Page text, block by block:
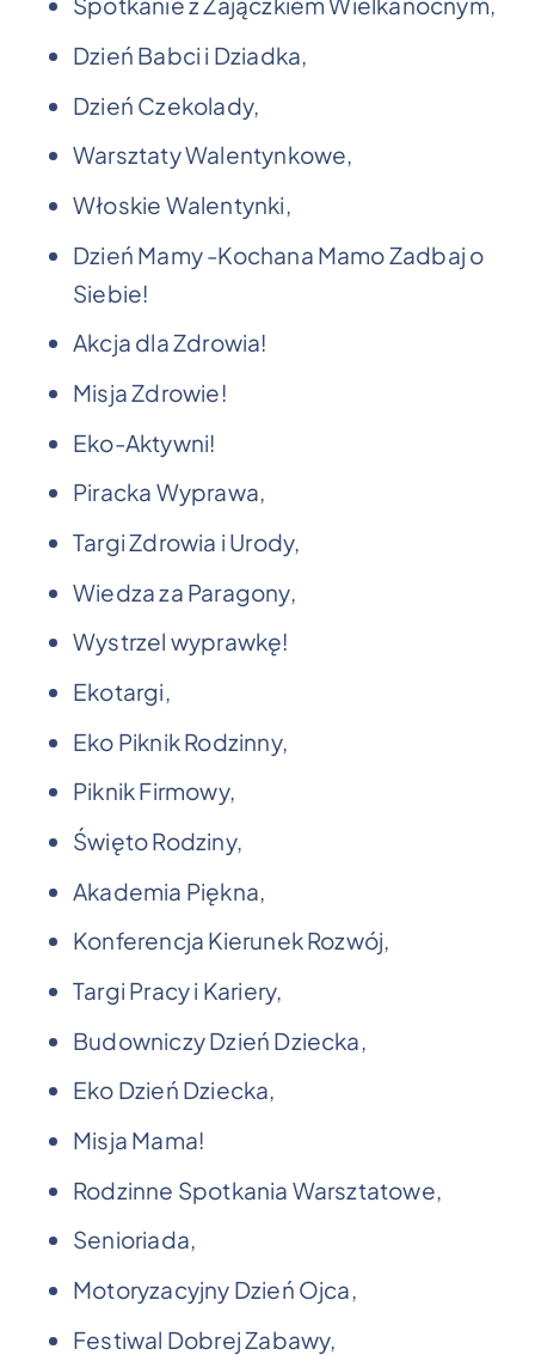
Dzień Babci i Dziadka,
Dzień Czekolady,
Warsztaty Walentynkowe,
Włoskie Walentynki,
Dzień Mamy -Kochana Mamo Zadbaj o
Siebie!
Akcja dla Zdrowia!
Misja Zdrowie!
Eko-Aktywni!
Piracka Wyprawa,
Targi Zdrowia i Urody,
Wiedza za Paragony,
Wystrzel wyprawkę!
Ekotargi,
Eko Piknik Rodzinny,
Piknik Firmowy,
Święto Rodziny,
Akademia Piękna,
Konferencja Kierunek Rozwój,
Targi Pracy i Kariery,
Budowniczy Dzień Dziecka,
Eko Dzień Dziecka,
Misja Mama!
Rodzinne Spotkania Warsztatowe,
Senioriada,
Motoryzacyjny Dzień Ojca,
Festiwal Dobrej Zabawy,